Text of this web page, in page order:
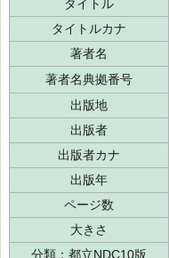
タイトル
タイトルカナ
著者名
著者名典拠番号
出版地
出版者
出版者カナ
出版年
ページ数
大きさ
分類：都立NDC10版